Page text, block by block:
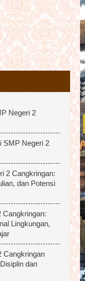
Negeri 2
SMP Negeri 2
2 Cangkringan:
dan Potensi
Cangkringan:
Lingkungan,
Cangkringan
dan